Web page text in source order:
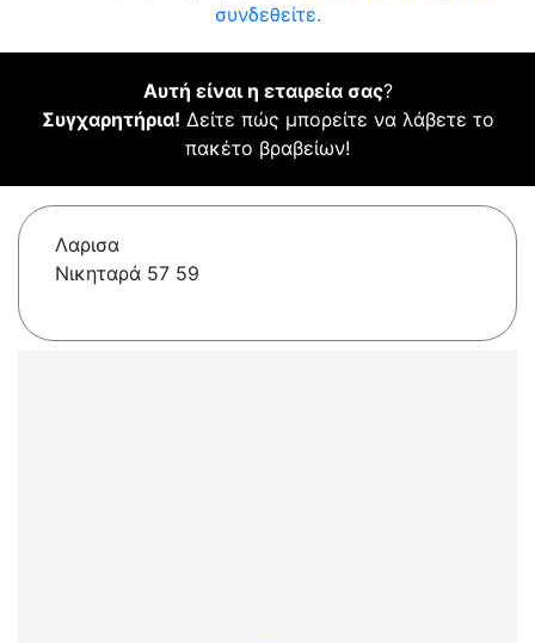
συνδεθείτε.
Αυτή είναι η εταιρεία σας?
Συγχαρητήρια! Δείτε πώς μπορείτε να λάβετε το
πακέτο βραβείων!
Λαρισα
Νικηταρά 57 59